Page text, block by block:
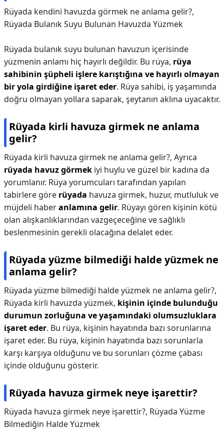
Rüyada kendini havuzda görmek ne anlama gelir?,
Rüyada Bulanık Suyu Bulunan Havuzda Yüzmek
Rüyada bulanık suyu bulunan havuzun içerisinde
yüzmenin anlamı hiç hayırlı değildir. Bu rüya, rüya
sahibinin şüpheli işlere karıştığına ve hayırlı olmayan
bir yola girdiğine işaret eder. Rüya sahibi, iş yaşamında
doğru olmayan yollara saparak, şeytanın aklına uyacaktır.
Rüyada kirli havuza girmek ne anlama
gelir?
Rüyada kirli havuza girmek ne anlama gelir?, Ayrıca
rüyada havuz görmek iyi huylu ve güzel bir kadına da
yorumlanır. Rüya yorumcuları tarafından yapılan
tabirlere göre rüyada havuza girmek, huzur, mutluluk ve
müjdeli haberanlamına gelir. Rüyayı gören kişinin kötü
olan alışkanlıklarından vazgeçeceğine ve sağlıklı
beslenmesinin gerekli olacağına delalet eder.
Rüyada yüzme bilmediği halde yüzmek ne
anlama gelir?
Rüyada yüzme bilmediği halde yüzmek ne anlama gelir?,
Rüyada kirli havuzda yüzmek, kişinin içinde bulunduğu
durumun zorluğuna ve yaşamındaki olumsuzluklara
işaret eder. Bu rüya, kişinin hayatında bazı sorunlarına
işaret eder. Bu rüya, kişinin hayatında bazı sorunlarla
karşı karşıya olduğunu ve bu sorunları çözme çabası
içinde olduğunu gösterir.
Rüyada havuza girmek neye işarettir?
Rüyada havuza girmek neye işarettir?, Rüyada Yüzme
Bilmediğin Halde Yüzmek